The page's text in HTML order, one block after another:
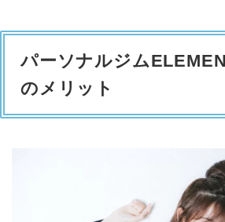
パーソナルジム
のメリット